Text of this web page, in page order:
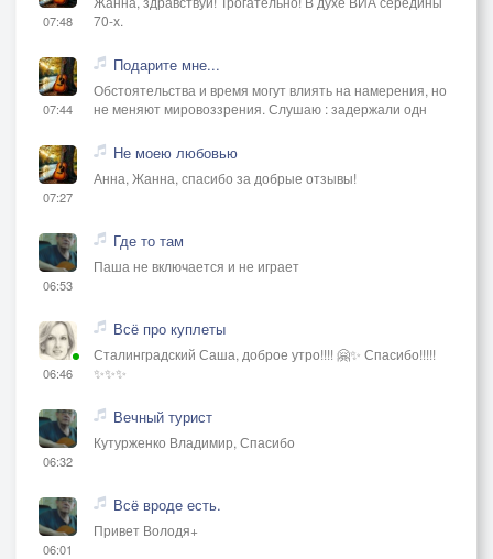
07:48
70-х.
07:44
Подарите мне...
Обстоятельства и время могут влиять на намерения, но
не меняют мировоззрения. Слушаю : задержали одн
07:27
Не моею любовью
Анна, Жанна, спасибо за добрые отзывы!
06:53
Где то там
Паша не включается и не играет
06:46
Всё про куплеты
Сталинградский Саша, доброе утро!!!! 🤗✨ Спасибо!!!!!
✨✨✨
06:32
Вечный турист
Кутурженко Владимир, Спасибо
06:01
Всё вроде есть.
Привет Володя+